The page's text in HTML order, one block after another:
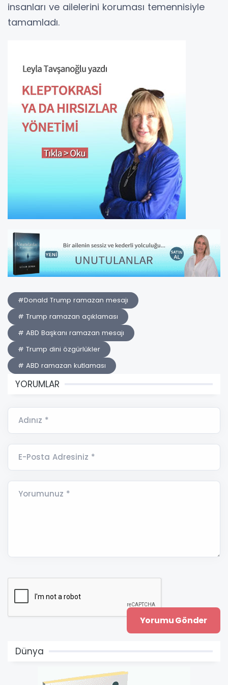
insanları ve ailelerini koruması temennisiyle
tamamladı.
#Donald Trump ramazan mesajı
# Trump ramazan açıklaması
# ABD Başkanı ramazan mesajı
# Trump dini özgürlükler
# ABD ramazan kutlaması
YORUMLAR
Adınız *
E-Posta Adresiniz *
Yorumunuz *
Dünya